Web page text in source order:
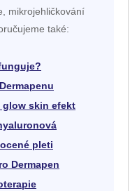
mikrojehličkování
také:
glow skin efekt
pleti
Dermapen